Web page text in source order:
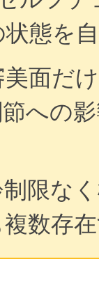
態を
面だ
への
限な
数存